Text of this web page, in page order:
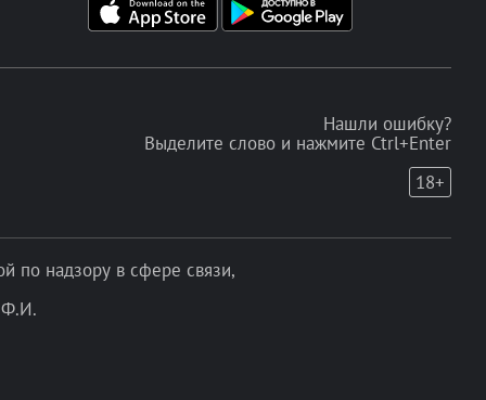
Нашли ошибку?
Выделите слово и нажмите Ctrl+Enter
18+
по надзору в сфере связи,
Ф.И.